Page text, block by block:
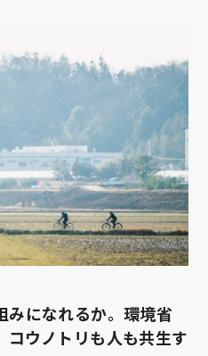
みになれるか。環境省
コウノトリも人も共生す